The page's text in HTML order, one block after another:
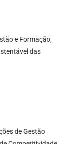
e Formação,
das
de Gestão